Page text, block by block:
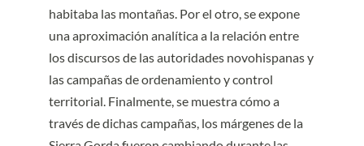
habitaba las montañas. Por el otro, se expone
una aproximación analítica a la relación entre
los discursos de las autoridades novohispanas y
las campañas de ordenamiento y control
territorial. Finalmente, se muestra cómo a
través de dichas campañas, los márgenes de la